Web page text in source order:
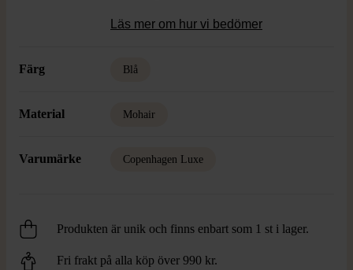
Läs mer om hur vi bedömer
Färg Blå
Material Mohair
Varumärke Copenhagen Luxe
Produkten är unik och finns enbart som 1 st i lager.
Fri frakt på alla köp över 990 kr.